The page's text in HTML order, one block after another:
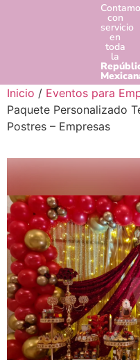
con
servicio
en
toda
la
Inicio / Eventos para
Paquete Personalizado
Postres – Empresas